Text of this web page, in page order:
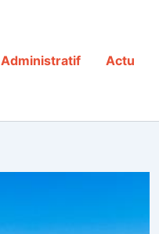
Administratif Actu